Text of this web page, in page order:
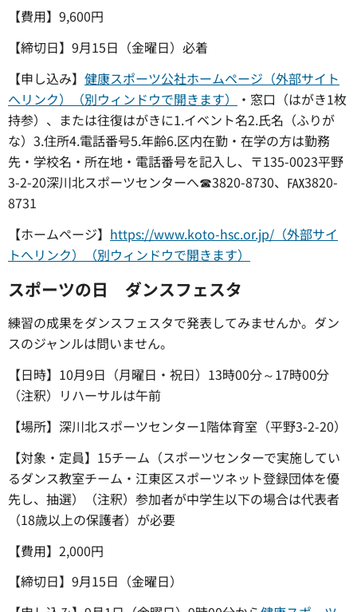
【費用】9,600円
【締切日】9月15日（金曜日）必着
【申し込み】 健康スポーツ公社ホームページ（外部サイト
へリンク）（別ウィンドウで開きます）
・窓口（はがき1枚
持参）、または往復はがきに1.イベント名2.氏名（ふりが
な）3.住所4.電話番号5.年齢6.区内在勤・在学の方は勤務
先・学校名・所在地・電話番号を記入し、〒135-0023平野
3-2-20深川北スポーツセンターへ☎3820-8730、℻3820-
8731
【ホームページ】 https://www.koto-hsc.or.jp/（外部サイ
トへリンク）（別ウィンドウで開きます）
スポーツの日 ダンスフェスタ
練習の成果をダンスフェスタで発表してみませんか。ダン
スのジャンルは問いません。
【日時】10月9日（月曜日・祝日）13時00分～17時00分
（注釈）リハーサルは午前
【場所】深川北スポーツセンター1階体育室（平野3-2-20）
【対象・定員】15チーム（スポーツセンターで実施してい
るダンス教室チーム・江東区スポーツネット登録団体を優
先し、抽選）（注釈）参加者が中学生以下の場合は代表者
（18歳以上の保護者）が必要
【費用】2,000円
【締切日】9月15日（金曜日）